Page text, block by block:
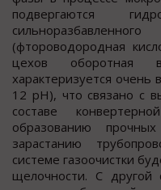
подвергаются
(фтороводородная
цехов оборотная
характеризуется
12 рН), что связано с
составе
образованию
зарастанию
системе газоочистки
щелочности. С другой